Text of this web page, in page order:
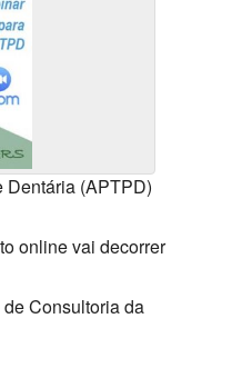
Dentária (APTPD)
online vai decorrer
Consultoria da